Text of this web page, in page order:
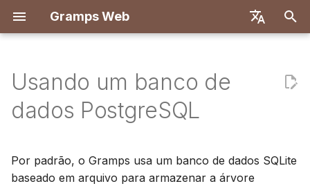
Gramps Web
Deutsch
Tiếng Việt
c
Recursos
Implantar com Docker
DigitalOcean
Configurando o servidor
PostgreSQL
genealógica do Gramps
Introdução
Importar dados
Introdução Registro
Explorar a sua árvore
Pesquisa
Linha do tempo
Adicionar arquivos de
Usar o blog
Visão geral
Navegador de
cromossomos
Relatórios
Histórico
Filtros GQL
Pesquisa externa
Configurações do
Notificações
Visão geral Introdução
Especificação da API
Frontend
Introdução
Arquitetura
Usando um banco de
dados PostgreSQL
Por padrão, o Gramps usa um banco de dados SQLite
baseado em arquivo para armazenar a árvore